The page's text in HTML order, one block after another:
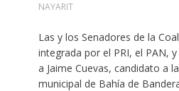
NAYARIT
Las y los Senadores de la
integrada por el PRI, el PAN,
a Jaime Cuevas, candidato a
municipal de Bahía de